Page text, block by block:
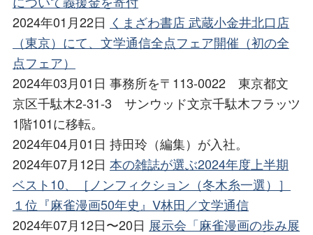
2024年01月22日 くまざわ書店 武蔵小金井北口店
（東京）にて、文学通信全点フェア開催（初の全
点フェア）
2024年03月01日 事務所を〒113-0022 東京都文
京区千駄木2-31-3 サンウッド文京千駄木フラッツ
1階101に移転。
2024年04月01日 持田玲（編集）が入社。
2024年07月12日 本の雑誌が選ぶ2024年度上半期
ベスト10、［ノンフィクション（冬木糸一選）］
１位『麻雀漫画50年史』V林田／文学通信
2024年07月12日〜20日 展示会「麻雀漫画の歩み展